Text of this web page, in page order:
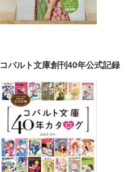
コバルト文庫創刊40年公式記録